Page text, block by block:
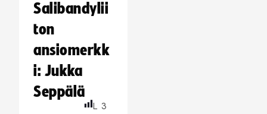
Salibandylii
ton
ansiomerkk
i: Jukka
Seppälä
L 3